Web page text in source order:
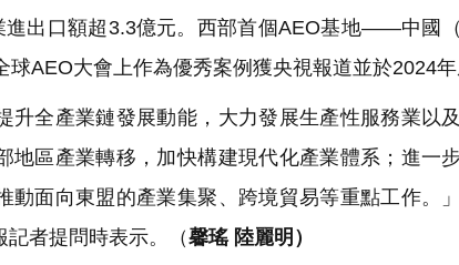
進出口額超3.3億元。西部首個AEO基地——中國
AEO大會上作為優秀案例獲央視報道並於2024年
全產業鏈發展動能，大力發展生產性服務業以
地區產業轉移，加快構建現代化產業體系；進一
動面向東盟的產業集聚、跨境貿易等重點工作。
者提問時表示。（馨瑤 陸麗明）